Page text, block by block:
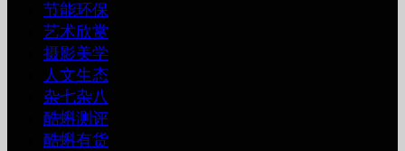
节能环保
艺术欣赏
摄影美学
人文生态
杂七杂八
酷蝌测评
酷蝌有货